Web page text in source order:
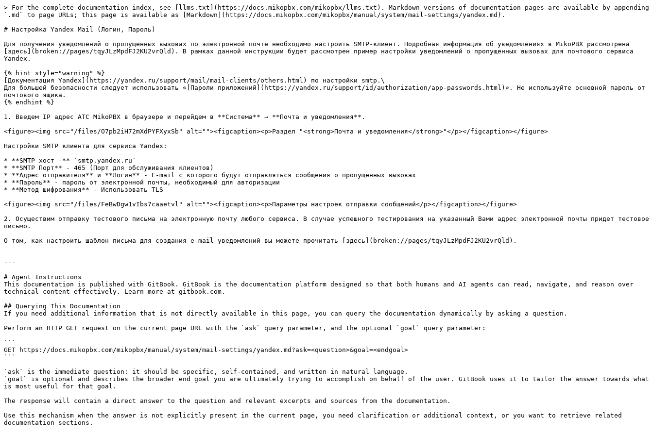
> For the complete documentation index, see [llms.txt](https://docs.mikopbx.com/mikopbx/llms.txt). Markdown versions of documentation pages are available by appending
`.md` to page URLs; this page is available as [Markdown](https://docs.mikopbx.com/mikopbx/manual/system/mail-settings/yandex.md).
# Настройка Yandex Mail (Логин, Пароль)
Для получения уведомлений о пропущенных вызовах по электронной почте необходимо настроить SMTP-клиент. Подробная информация об уведомлениях в MikoPBX рассмотрена
[здесь](broken://pages/tqyJLzMpdFJ2KU2vrQld). В рамках данной инструкции будет рассмотрен пример настройки уведомлений о пропущенных вызовах для почтового сервиса
Yandex.
{% hint style="warning" %}
[Документация Yandex](https://yandex.ru/support/mail/mail-clients/others.html) по настройки smtp.\
Для большей безопасности следует использовать «[Пароли приложений](https://yandex.ru/support/id/authorization/app-passwords.html)». Не используйте основной пароль от
почтового ящика.
{% endhint %}
1. Введем IP адрес АТС MikoPBX в браузере и перейдем в **Система** → **Почта и уведомления**.
<figure><img src="/files/O7pb2iH72mXdPYFXyxSb" alt=""><figcaption><p>Раздел "<strong>Почта и уведомления</strong>"</p></figcaption></figure>
Настройки SMTP клиента для сервиса Yandex:
* **SMTP хост -** `smtp.yandex.ru`
* **SMTP Порт** - 465 (Порт для обслуживания клиентов)
* **Адрес отправителя** и **Логин** - E-mail с которого будут отправляться сообщения о пропущенных вызовах
* **Пароль** - пароль от электронной почты, необходимый для авторизации
* **Метод шифрования** - Использовать TLS
<figure><img src="/files/FeBwDgw1vIbs7caaetvl" alt=""><figcaption><p>Параметры настроек отправки сообщений</p></figcaption></figure>
2. Осуществим отправку тестового письма на электронную почту любого сервиса. В случае успешного тестирования на указанный Вами адрес электронной почты придет тестовое
письмо.
О том, как настроить шаблон письма для создания e-mail уведомлений вы можете прочитать [здесь](broken://pages/tqyJLzMpdFJ2KU2vrQld).
---
# Agent Instructions
This documentation is published with GitBook. GitBook is the documentation platform designed so that both humans and AI agents can read, navigate, and reason over
technical content effectively. Learn more at gitbook.com.
## Querying This Documentation
If you need additional information that is not directly available in this page, you can query the documentation dynamically by asking a question.
Perform an HTTP GET request on the current page URL with the `ask` query parameter, and the optional `goal` query parameter:
```
GET https://docs.mikopbx.com/mikopbx/manual/system/mail-settings/yandex.md?ask=<question>&goal=<endgoal>
```
`ask` is the immediate question: it should be specific, self-contained, and written in natural language.
`goal` is optional and describes the broader end goal you are ultimately trying to accomplish on behalf of the user. GitBook uses it to tailor the answer towards what
is most useful for that goal.
The response will contain a direct answer to the question and relevant excerpts and sources from the documentation.
Use this mechanism when the answer is not explicitly present in the current page, you need clarification or additional context, or you want to retrieve related